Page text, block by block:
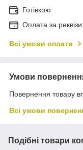
Готівкою
Оплата за
Всі умови оплати
Умови
Повернення товару
Всі умови
Подібні товари